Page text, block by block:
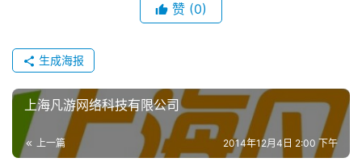
戏
休
游
戏
赞 (0)
生成海报
上海凡游网络科技有限公司
上一篇 2014年12月4日 2:00 下午